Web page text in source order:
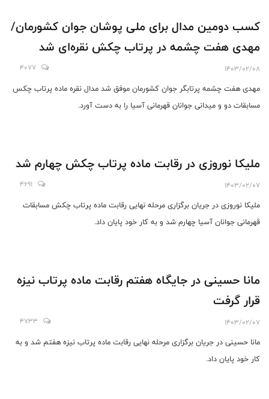
کسب دومین مدال برای ملی پوشان جوان کشورمان/
مهدی هفت چشمه در پرتاب چکش نقره‌ای شد
1403/02/08
4077
مهدی هفت چشمه پرتابگر جوان کشورمان موفق شد مدال نقره ماده پرتاب چکس
مسابقات دو و میدانی جوانان قهرمانی آسیا را به دست آورد.
ملیکا نوروزی در رقابت ماده پرتاب چکش چهارم شد
1403/02/07
4691
ملیکا نوروزی در جریان برگزاری مرحله نهایی رقابت ماده پرتاب چکش مسابقات
قهرمانی جوانان آسیا چهارم شد و به کار خود پایان داد.
مانا حسینی در جایگاه هفتم رقابت ماده پرتاب نیزه
قرار گرفت
1403/02/07
4733
مانا حسینی در جریان برگزاری مرحله نهایی رقابت ماده پرتاب نیزه هفتم شد و به
کار خود پایان داد.